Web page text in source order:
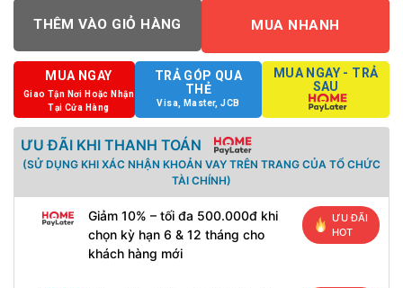
THÊM VÀO GIỎ HÀNG MUA NHANH
MUA NGAY
Giao Tận Nơi Hoặc Nhận
Tại Cửa Hàng
TRẢ GÓP QUA
THẺ
Visa, Master, JCB
MUA NGAY - TRẢ
SAU
ƯU ĐÃI KHI THANH TOÁN
(SỬ DỤNG KHI XÁC NHẬN KHOẢN VAY TRÊN TRANG CỦA TỔ CHỨC
TÀI CHÍNH)
Giảm 10% – tối đa 500.000đ khi
chọn kỳ hạn 6 & 12 tháng cho
khách hàng mới
ƯU ĐÃI
HOT